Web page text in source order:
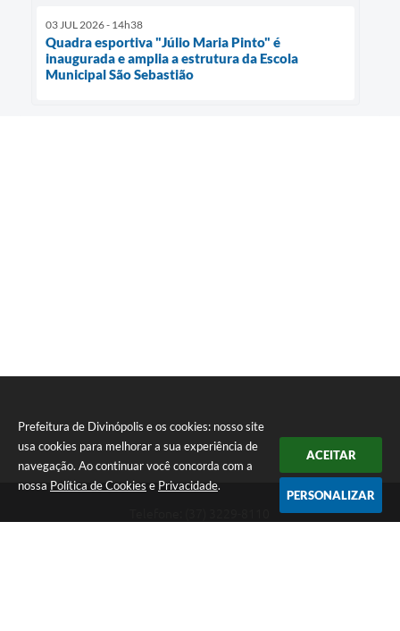
Prefeitura de Divinópolis e os cookies: nosso site
usa cookies para melhorar a sua experiência de
navegação. Ao continuar você concorda com a
nossa Política de Cookies e Privacidade.
ACEITAR
PERSONALIZAR
03 JUL 2026 - 14h38
Quadra esportiva "Júlio Maria Pinto" é
inaugurada e amplia a estrutura da Escola
Municipal São Sebastião